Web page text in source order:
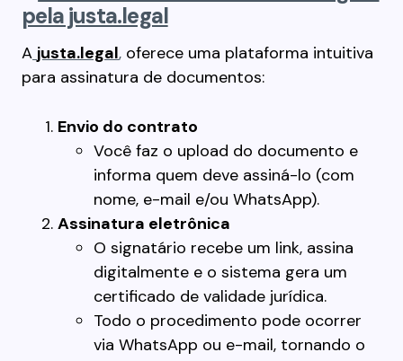
pela justa.legal
A justa.legal, oferece uma plataforma intuitiva
para assinatura de documentos:
Envio do contrato
Você faz o upload do documento e
informa quem deve assiná-lo (com
nome, e-mail e/ou WhatsApp).
Assinatura eletrônica
O signatário recebe um link, assina
digitalmente e o sistema gera um
certificado de validade jurídica.
Todo o procedimento pode ocorrer
via WhatsApp ou e-mail, tornando o